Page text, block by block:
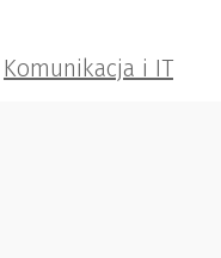
Komunikacja i IT